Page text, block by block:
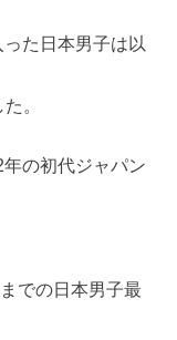
た日本男子は以
。
の初代ジャパン
での日本男子最